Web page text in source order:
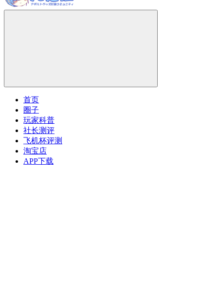
首页
圈子
玩家科普
社长测评
飞机杯评测
淘宝店
APP下载